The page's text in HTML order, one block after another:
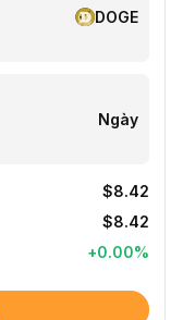
DOGE
Ngày
$8.42
$8.42
+0.00%